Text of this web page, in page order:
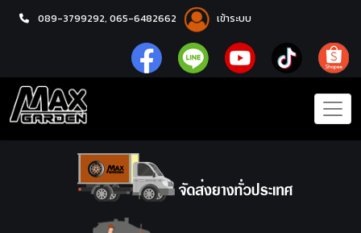
089-3799292, 065-6482662 เข้าระบบ
หน้าแรก